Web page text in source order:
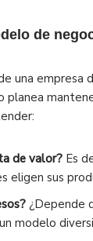
de
una empresa
planea
de valor? Es
eligen sus
¿Depende
modelo